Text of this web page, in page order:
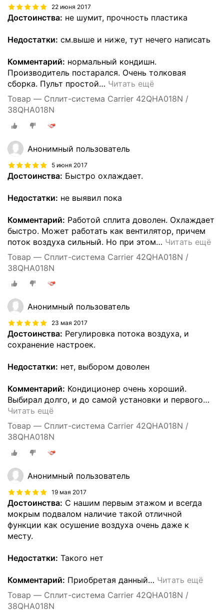
22 июня 2017
Достоинства: не шумит, прочность пластика
Недостатки: см.выше и ниже, тут нечего написать
Комментарий: нормальный кондишн.
Производитель постарался. Очень толковая
сборка. Пульт простой… Читать ещё
Товар — Сплит-система Carrier 42QHA018N /
38QHA018N
Анонимный пользователь
5 июня 2017
Достоинства: Быстро охлаждает.
Недостатки: не выявил пока
Комментарий: Работой сплита доволен. Охлаждает
быстро. Может работать как вентилятор, причем
поток воздуха сильный. Но при этом… Читать ещё
Товар — Сплит-система Carrier 42QHA018N /
38QHA018N
Анонимный пользователь
23 мая 2017
Достоинства: Регулировка потока воздуха, и
сохранение настроек.
Недостатки: нет, выбором доволен
Комментарий: Кондиционер очень хороший.
Выбирал долго, и до самой установки и первого…
Читать ещё
Товар — Сплит-система Carrier 42QHA018N /
38QHA018N
Анонимный пользователь
19 мая 2017
Достоинства: С нашим первым этажом и всегда
мокрым подвалом наличие такой отличной
функции как осушение воздуха очень даже к
месту.
Недостатки: Такого нет
Комментарий: Приобретая данный… Читать ещё
Товар — Сплит-система Carrier 42QHA018N /
38QHA018N